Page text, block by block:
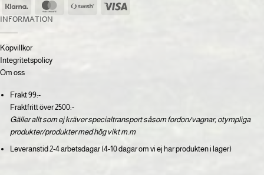
Klarna MasterCardSwish
INFORMATION
Köpvillkor
Integritetspolicy
Om oss
Frakt 99:-
Fraktfritt över 2500:-
Gäller allt som ej kräver specialtransport såsom fordon/vagnar, otympliga
produkter/produkter med hög vikt m.m
Leveranstid 2-4 arbetsdagar (4-10 dagar om vi ej har produkten i lager)